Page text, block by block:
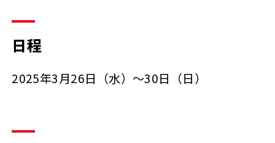
日程
2025年3月26日（水）～30日（日）